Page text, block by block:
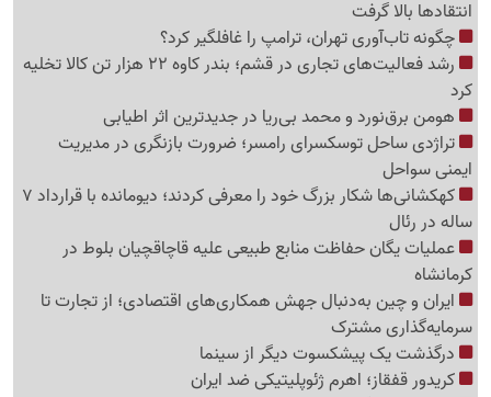
انتقادها بالا گرفت
چگونه تاب‌آوری تهران، ترامپ را غافلگیر کرد؟
رشد فعالیت‌های تجاری در قشم؛ بندر کاوه 22 هزار تن کالا تخلیه
کرد
هومن برق‌نورد و محمد بی‌ریا در جدیدترین اثر اطیابی
تراژدی ساحل توسکسرای رامسر؛ ضرورت بازنگری در مدیریت
ایمنی سواحل
کهکشانی‌ها شکار بزرگ خود را معرفی کردند؛ دیومانده با قرارداد 7
ساله در رئال
عملیات یگان حفاظت منابع طبیعی علیه قاچاقچیان بلوط در
کرمانشاه
ایران و چین به‌دنبال جهش همکاری‌های اقتصادی؛ از تجارت تا
سرمایه‌گذاری مشترک
درگذشت یک پیشکسوت دیگر از سینما
کریدور قفقاز؛ اهرم ژئوپلیتیکی ضد ایران